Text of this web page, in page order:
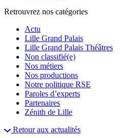
Retrouvrez nos catégories
Actu
Lille Grand Palais
Lille Grand Palais Théâtres
Non classifié(e)
Nos métiers
Nos productions
Notre politique RSE
Paroles d’experts
Partenaires
Zénith de Lille
Retour aux actualités